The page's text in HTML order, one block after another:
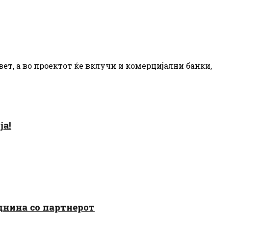
а во проектот ќе вклучи и комерцијални банки,
со партнерот